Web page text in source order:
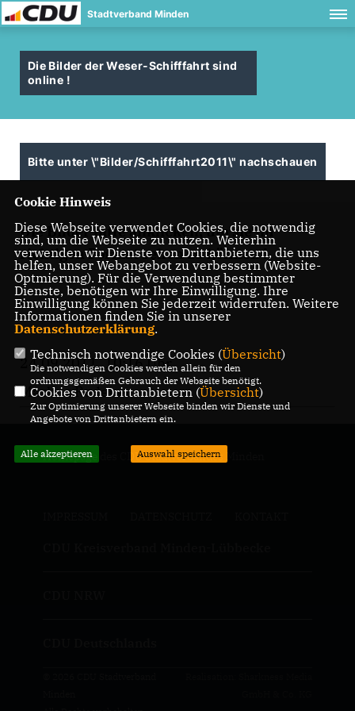
Stadtverband Minden
Die Bilder der Weser-Schifffahrt sind
online !
Bitte unter \"Bilder/Schifffahrt2011\" nachschauen
Die Bilder bitte anklicken, um sie im
richtigen Format sehen zu können !
24.09.2011, 10:16 Uhr
Markus Redeker
Homepage des CDU Stadtverbandes Minden
Cookie Hinweis
Diese Webseite verwendet Cookies, die notwendig
sind, um die Webseite zu nutzen. Weiterhin
verwenden wir Dienste von Drittanbietern, die uns
helfen, unser Webangebot zu verbessern (Website-
Optmierung). Für die Verwendung bestimmter
Dienste, benötigen wir Ihre Einwilligung. Ihre
Einwilligung können Sie jederzeit widerrufen. Weitere
Informationen finden Sie in unserer
Datenschutzerklärung.
Technisch notwendige Cookies (Übersicht)
Die notwendigen Cookies werden allein für den
ordnungsgemäßen Gebrauch der Webseite benötigt.
Cookies von Drittanbietern (Übersicht)
Zur Optimierung unserer Webseite binden wir Dienste und
Angebote von Drittanbietern ein.
Alle akzeptieren Auswahl speichern